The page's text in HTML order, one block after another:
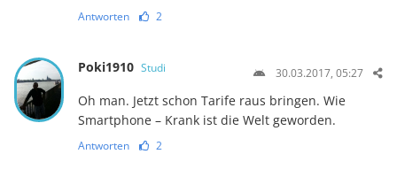
Antworten 2
Poki1910 Studi 30.03.2017, 05:27
Oh man. Jetzt schon Tarife raus bringen. Wie
Smartphone – Krank ist die Welt geworden.
Antworten 2